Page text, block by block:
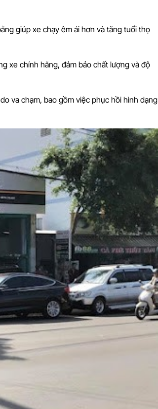
giúp xe chạy êm ái hơn và tăng tuổi thọ
xe chính hãng, đảm bảo chất lượng và độ
va chạm, bao gồm việc phục hồi hình dạng